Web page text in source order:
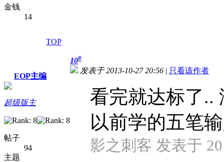
金钱
14
TOP
EOP主编
超级版主
帖子
94
主题
10#
发表于 2013-10-27 20:56 | 只看该作者
看完就达标了..
以前学的五笔
影之刺客 发表于